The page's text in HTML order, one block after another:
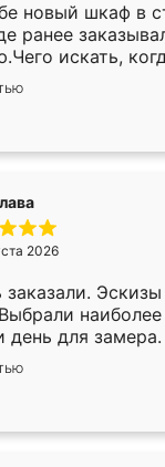
новый шкаф в
ранее
искать,
Служит
нет.
2026
заказали.
день для
была уже
Спасибо